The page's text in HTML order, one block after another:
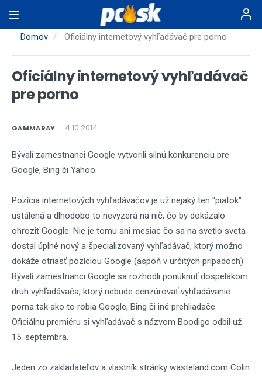
na
hlavnýDomov Oficiálny internetový vyhľadávač pre porno
Oficiálny internetový vyhľadávač
pre porno
GAMMARAY 4.10.2014
Bývalí zamestnanci Google vytvorili silnú konkurenciu pre
Google, Bing či Yahoo.
Pozícia internetových vyhľadávačov je už nejaký ten "piatok"
ustálená a dlhodobo to nevyzerá na nič, čo by dokázalo
ohroziť Google. Nie je tomu ani mesiac čo sa na svetlo sveta
dostal úplné nový a špecializovaný vyhľadávač, ktorý možno
dokáže otriasť pozíciou Google (aspoň v určitých prípadoch).
Bývalí zamestnanci Google sa rozhodli ponúknuť dospelákom
druh vyhľadávača, ktorý nebude cenzúrovať vyhľadávanie
porna tak ako to robia Google, Bing či iné prehliadače.
Oficiálnu premiéru si vyhľadávač s názvom Boodigo odbil už
15. septembra.
Jeden zo zakladateľov a vlastník stránky wasteland.com Colin